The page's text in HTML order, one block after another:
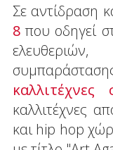
Σε αντίδραση
8που οδηγεί
καλλιτέχνες
και hip hop